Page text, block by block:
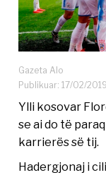
Gazeta Alo
Publikuar: 17/02/
Ylli kosovar
se ai do të
karrierës së tij.
Hadergjonaj i